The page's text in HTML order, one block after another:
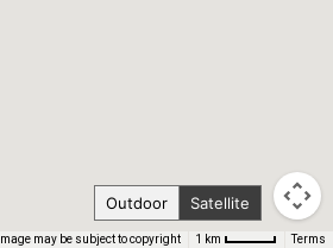
Image may be subject to copyright 1 km Terms
Outdoor Satellite